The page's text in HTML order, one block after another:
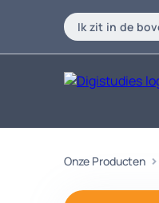
Ik zit in de
Exacte vakken
Geen vakken.
Onze Producten